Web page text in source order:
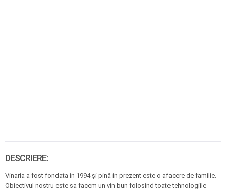
DESCRIERE:
Vinaria a fost fondata in 1994 și pină in prezent este o afacere de familie.
Obiectivul nostru este sa facem un vin bun folosind toate tehnologiile